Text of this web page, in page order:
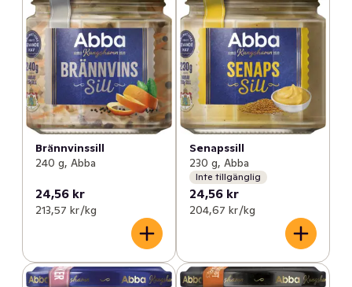
Brännvinssill
240 g, Abba
24,56 kr
213,57 kr /kg
Senapssill
230 g, Abba
Inte tillgänglig
24,56 kr
204,67 kr /kg